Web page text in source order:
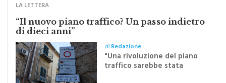
LA LETTERA
“Il nuovo piano traffico? Un passo indietro
di dieci anni”
diRedazione
"Una rivoluzione del piano
traffico sarebbe stata